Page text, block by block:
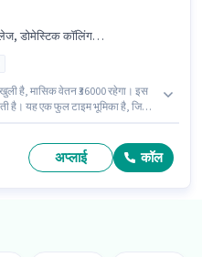
रेसोल्युशन, नॉन-वॉयस/चैट प्रोसेस
है, मासिक वेतन ₹36000 रहेगा। इस
है। यह एक फुल टाइम भूमिका है, जिसमें
/ टेलीकॉलर श्रेणी में टेली कॉलिंग
इस भूमिका के साथ अतिरिक्त लाभ जैसे
अप्लाई कॉल